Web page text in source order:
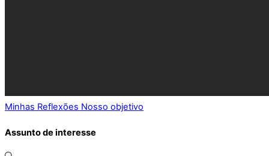
Minhas Reflexões Nosso objetivo
Assunto de interesse